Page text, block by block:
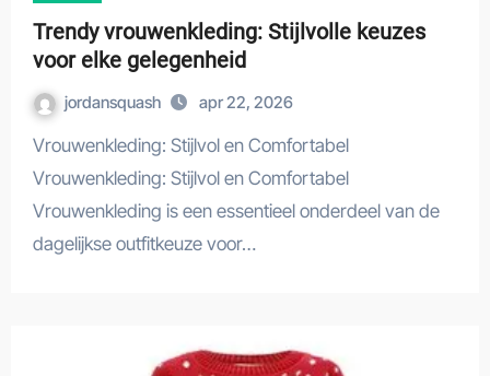
Trendy vrouwenkleding: Stijlvolle keuzes
voor elke gelegenheid
jordansquash apr 22, 2026
Vrouwenkleding: Stijlvol en Comfortabel
Vrouwenkleding: Stijlvol en Comfortabel
Vrouwenkleding is een essentieel onderdeel van de
dagelijkse outfitkeuze voor…